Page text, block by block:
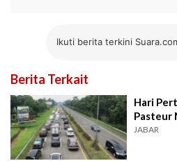
Ikuti berita terkini
Berita Terkait
Hari
Pasteur
JABAR